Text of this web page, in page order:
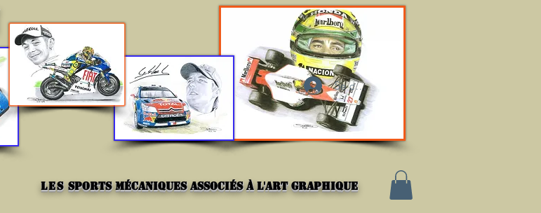
Se connecter
lessports mécaniques associés à l'art graphique